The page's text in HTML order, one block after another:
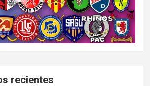
recientes